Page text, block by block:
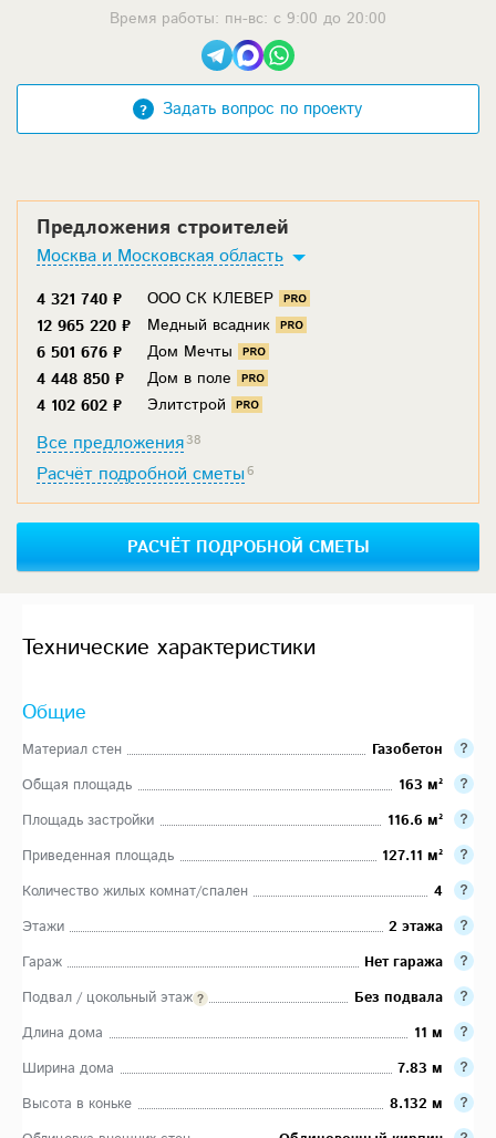
Время работы: пн-вс: с 9:00 до 20:00
Задать вопрос по проекту
Предложения строителей
Москва и Московская область
4 321 740 ₽
ООО СК КЛЕВЕР
12 965 220 ₽
Медный всадник
6 501 676 ₽
Дом Мечты
4 448 850 ₽
Дом в поле
4 102 602 ₽
Элитстрой
Все предложения38
Расчёт подробной сметы6
РАСЧЁТ ПОДРОБНОЙ СМЕТЫ
Технические характеристики
Общие
Материал стен
Газобетон
Общая площадь
163 м²
Площадь застройки
116.6 м²
Приведенная площадь
127.11 м²
Количество жилых комнат/спален
4
Этажи
2 этажа
Гараж
Нет гаража
Подвал / цокольный этаж
Без подвала
Длина дома
11 м
Ширина дома
7.83 м
Высота в коньке
8.132 м